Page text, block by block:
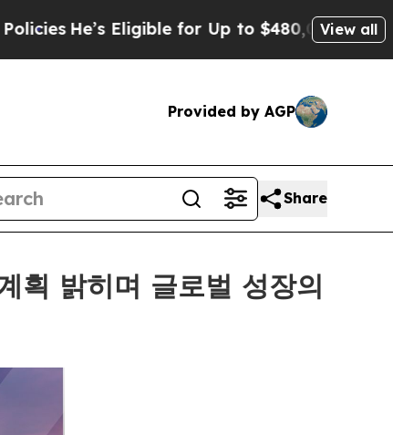
Eligible for Up to $480,000 After BeingView all
Provided by AGP
Share
획 밝히며 글로벌 성장의